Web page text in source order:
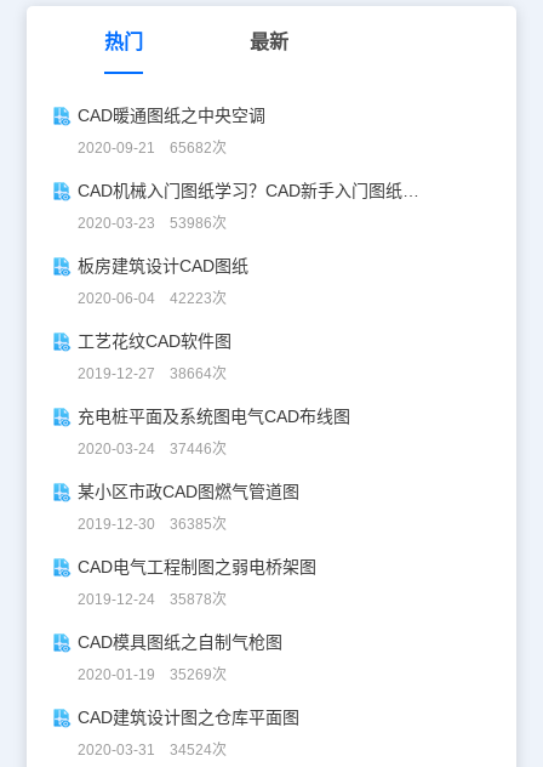
热门 最新
CAD暖通图纸之中央空调
2020-09-21 65682次
CAD机械入门图纸学习？CAD新手入门图纸练习
2020-03-23 53986次
板房建筑设计CAD图纸
2020-06-04 42223次
工艺花纹CAD软件图
2019-12-27 38664次
充电桩平面及系统图电气CAD布线图
2020-03-24 37446次
某小区市政CAD图燃气管道图
2019-12-30 36385次
CAD电气工程制图之弱电桥架图
2019-12-24 35878次
CAD模具图纸之自制气枪图
2020-01-19 35269次
CAD建筑设计图之仓库平面图
2020-03-31 34524次